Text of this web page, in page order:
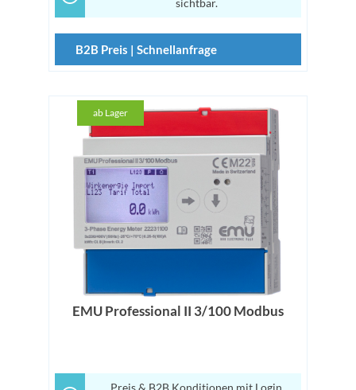
B2B Preis | Schnellanfrage
ab Lager
EMU Professional II 3/100 Modbus
Preis & B2B Konditionen mit Login